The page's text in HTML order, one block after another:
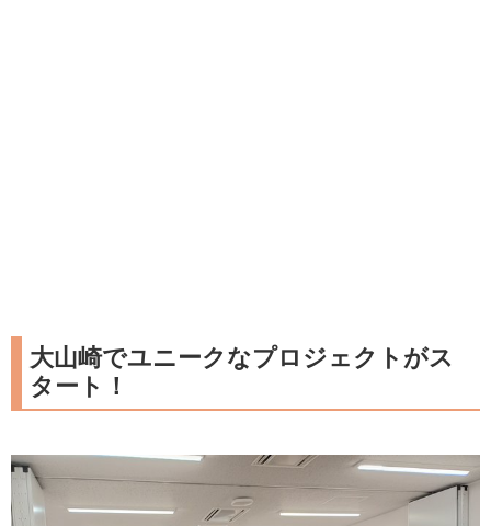
大山崎でユニークなプロジェクトがス
タート！